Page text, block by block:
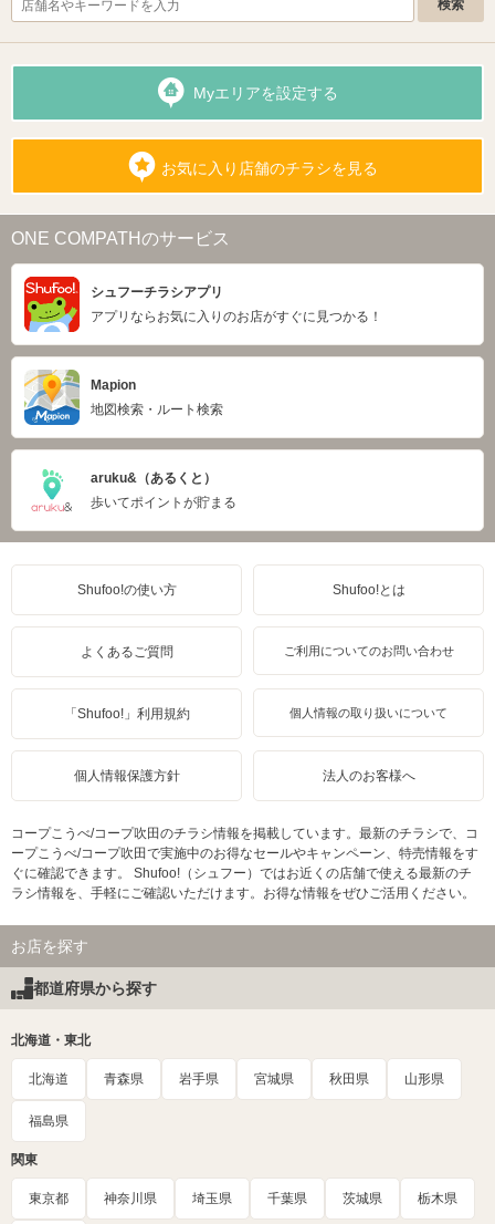
Myエリアを設定する
お気に入り店舗のチラシを見る
ONE COMPATHのサービス
シュフーチラシアプリ
アプリならお気に入りのお店がすぐに見つかる！
Mapion
地図検索・ルート検索
aruku&（あるくと）
歩いてポイントが貯まる
Shufoo!の使い方 Shufoo!とは
よくあるご質問 ご利用についてのお問い合わせ
「Shufoo!」利用規約 個人情報の取り扱いについて
個人情報保護方針 法人のお客様へ
コープこうべ/コープ吹田のチラシ情報を掲載しています。最新のチラシで、コ
ープこうべ/コープ吹田で実施中のお得なセールやキャンペーン、特売情報をす
ぐに確認できます。 Shufoo!（シュフー）ではお近くの店舗で使える最新のチ
ラシ情報を、手軽にご確認いただけます。お得な情報をぜひご活用ください。
お店を探す
都道府県から探す
北海道・東北
北海道 青森県 岩手県 宮城県 秋田県 山形県
福島県
関東
東京都 神奈川県 埼玉県 千葉県 茨城県 栃木県